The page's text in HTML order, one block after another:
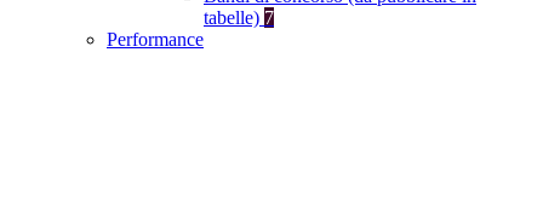
tabelle) 7
Performance